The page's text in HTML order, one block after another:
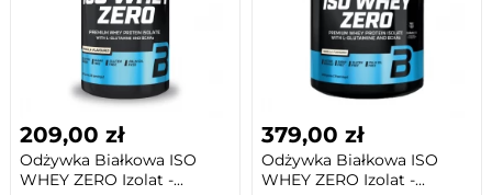
209,00 zł
Odżywka Białkowa ISO
WHEY ZERO Izolat -...
379,00 zł
Odżywka Białkowa ISO
WHEY ZERO Izolat -...